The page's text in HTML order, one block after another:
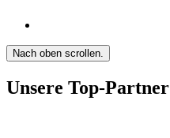
Nach oben scrollen.
Unsere Top-Partner